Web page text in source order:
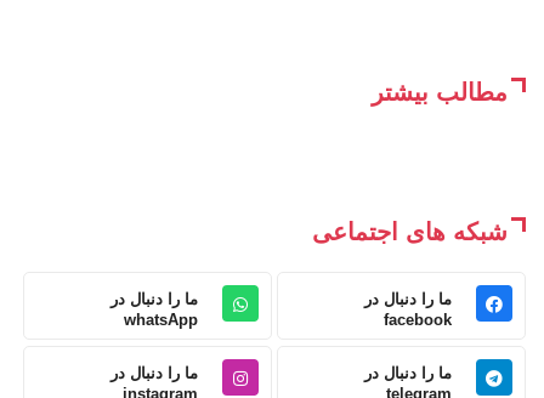
مطالب بیشتر
شبکه های اجتماعی
ما را دنبال در
facebook
ما را دنبال در
whatsApp
ما را دنبال در
telegram
ما را دنبال در
instagram